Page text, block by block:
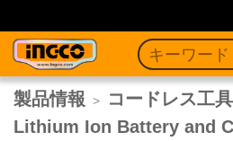
製品情報 > コードレス工具
Lithium Ion Battery and